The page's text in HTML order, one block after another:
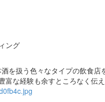
ング
を扱う色々なタイプの飲食
な経験も余すところなく伝え